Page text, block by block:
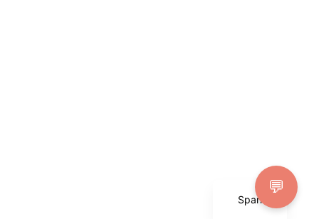
💬
Spanish
English